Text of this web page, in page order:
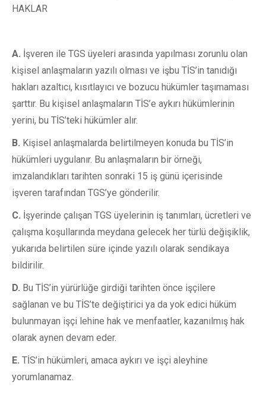
HAKLAR
A. İşveren ile TGS üyeleri arasında yapılması zorunlu olan
kişisel anlaşmaların yazılı olması ve işbu TİS’in tanıdığı
hakları azaltıcı, kısıtlayıcı ve bozucu hükümler taşımaması
şarttır. Bu kişisel anlaşmaların TİS’e aykırı hükümlerinin
yerini, bu TİS’teki hükümler alır.
B. Kişisel anlaşmalarda belirtilmeyen konuda bu TİS’in
hükümleri uygulanır. Bu anlaşmaların bir örneği,
imzalandıkları tarihten sonraki 15 iş günü içerisinde
işveren tarafından TGS’ye gönderilir.
C. İşyerinde çalışan TGS üyelerinin iş tanımları, ücretleri ve
çalışma koşullarında meydana gelecek her türlü değişiklik,
yukarıda belirtilen süre içinde yazılı olarak sendikaya
bildirilir.
D. Bu TİS’in yürürlüğe girdiği tarihten önce işçilere
sağlanan ve bu TİS’te değiştirici ya da yok edici hüküm
bulunmayan işçi lehine hak ve menfaatler, kazanılmış hak
olarak aynen devam eder.
E. TİS’in hükümleri, amaca aykırı ve işçi aleyhine
yorumlanamaz.